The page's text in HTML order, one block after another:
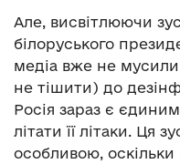
Але, висвітлюючи
білоруського
медіа вже не
не тішити) до
Росія зараз є
літати її літаки. Ця
особливою,